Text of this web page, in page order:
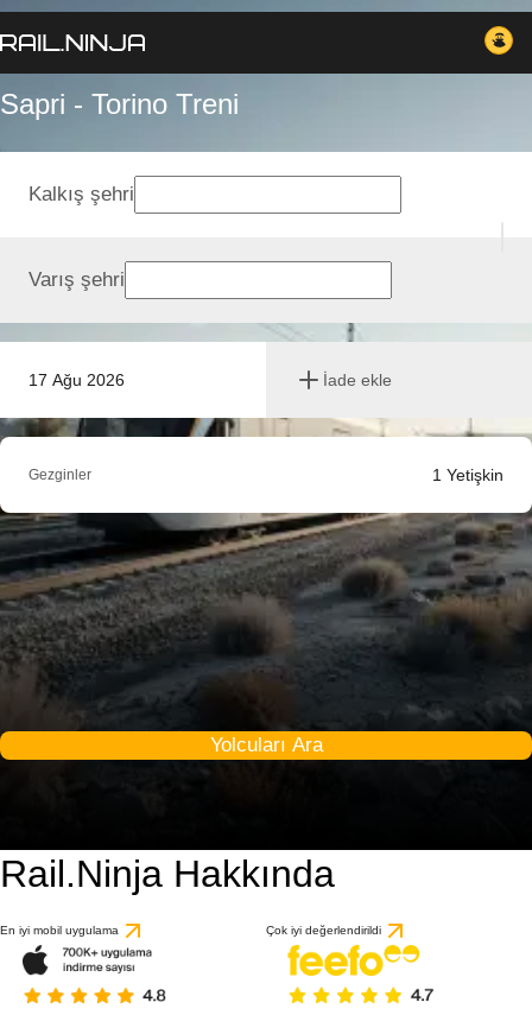
Sapri - Torino Treni
17 Ağu 2026 İade ekle
Kalkış şehri
Varış şehri
Gezginler 1 Yetişkin
Yolcuları Ara
Rail.Ninja Hakkında
En iyi mobil uygulama Çok iyi değerlendirildi